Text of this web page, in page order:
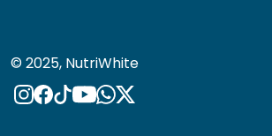
© 2025, NutriWhite